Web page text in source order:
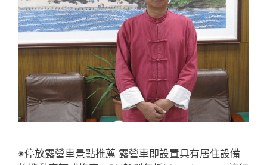
※停放露營車景點推薦 露營車即設置具有居住設備